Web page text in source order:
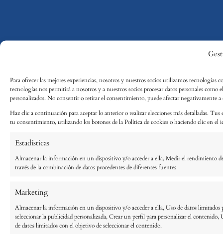
Para ofrecer las mejores experiencias, nosotros y nuestros socios utilizamos tecnologías
tecnologías nos permitirá a nosotros y a nuestros socios procesar datos personales
personalizados. No consentir o retirar el consentimiento, puede afectar negativamente a
Haz clic a continuación para aceptar lo anterior o realizar elecciones más detalladas.
tu consentimiento, utilizando los botones de la Política de cookies o haciendo clic en el
Estadísticas
Almacenar la información en un dispositivo y/o acceder a ella, Medir el rendimiento
través de la combinación de datos procedentes de diferentes fuentes.
Marketing
Almacenar la información en un dispositivo y/o acceder a ella, Uso de datos
seleccionar la publicidad personalizada, Crear un perfil para personalizar el
de datos limitados con el objetivo de seleccionar el contenido.